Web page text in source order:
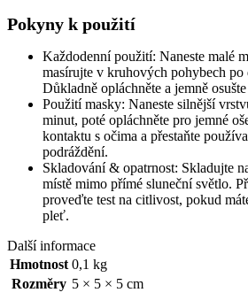
Pokyny k použití
Každodenní použití: Naneste malé
masírujte v kruhových pohybech po
Důkladně opláchněte a jemně
Použití masky: Naneste silnější
minut, poté opláchněte pro jemné
kontaktu s očima a přestaňte
podráždění.
Skladování & opatrnost: Skladujte
místě mimo přímé sluneční světlo.
proveďte test na citlivost, pokud
pleť.
Další informace
Hmotnost 0,1 kg
Rozměry 5 × 5 × 5 cm